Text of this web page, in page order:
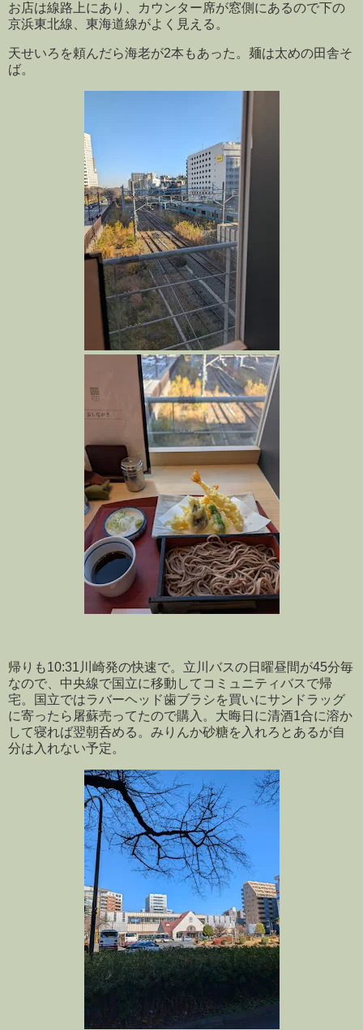
お店は線路上にあり、カウンター席が窓側にあるので下の
京浜東北線、東海道線がよく見える。
天せいろを頼んだら海老が2本もあった。麺は太めの田舎そ
ば。
帰りも10:31川崎発の快速で。立川バスの日曜昼間が45分毎
なので、中央線で国立に移動してコミュニティバスで帰
宅。国立ではラバーヘッド歯ブラシを買いにサンドラッグ
に寄ったら屠蘇売ってたので購入。大晦日に清酒1合に溶か
して寝れば翌朝呑める。みりんか砂糖を入れろとあるが自
分は入れない予定。